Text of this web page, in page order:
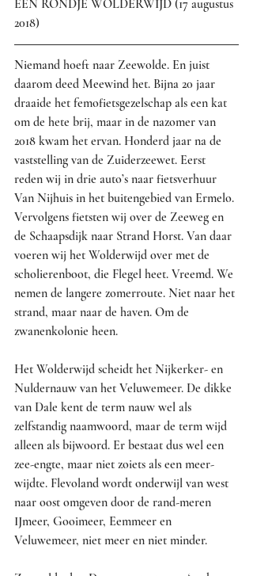
EEN RONDJE WOLDERWIJD (17 augustus
2018)
Niemand hoeft naar Zeewolde. En juist
daarom deed Meewind het. Bijna 20 jaar
draaide het femofietsgezelschap als een kat
om de hete brij, maar in de nazomer van
2018 kwam het ervan. Honderd jaar na de
vaststelling van de Zuiderzeewet. Eerst
reden wij in drie auto’s naar fietsverhuur
Van Nijhuis in het buitengebied van Ermelo.
Vervolgens fietsten wij over de Zeeweg en
de Schaapsdijk naar Strand Horst. Van daar
voeren wij het Wolderwijd over met de
scholierenboot, die Flegel heet. Vreemd. We
nemen de langere zomerroute. Niet naar het
strand, maar naar de haven. Om de
zwanenkolonie heen.
Het Wolderwijd scheidt het Nijkerker- en
Nuldernauw van het Veluwemeer. De dikke
van Dale kent de term nauw wel als
zelfstandig naamwoord, maar de term wijd
alleen als bijwoord. Er bestaat dus wel een
zee-engte, maar niet zoiets als een meer-
wijdte. Flevoland wordt onderwijl van west
naar oost omgeven door de rand-meren
IJmeer, Gooimeer, Eemmeer en
Veluwemeer, niet meer en niet minder.